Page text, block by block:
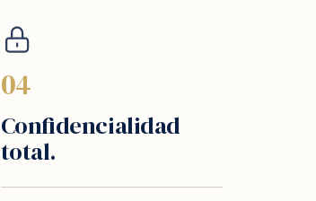
04
Confidencialidad
total.